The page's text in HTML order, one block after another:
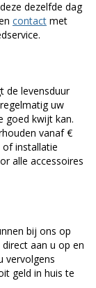
dezelfde dag
contact met
de levensduur
uw
goed kwijt kan.
vanaf €
installatie
alle accessoires
bij ons op
aan u op en
vervolgens
geld in huis te